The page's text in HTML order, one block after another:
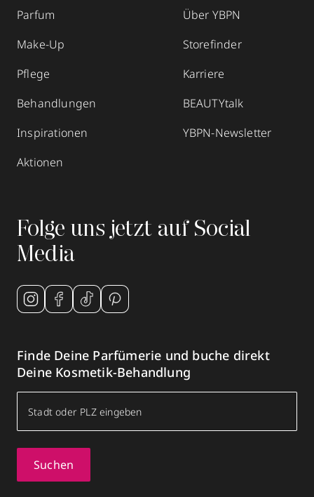
Parfum
Make-Up
Pflege
Behandlungen
Inspirationen
Aktionen
Über YBPN
Storefinder
Karriere
BEAUTYtalk
YBPN-Newsletter
Folge uns jetzt auf Social
Media
Finde Deine Parfümerie und buche direkt
Deine Kosmetik-Behandlung
Suchen